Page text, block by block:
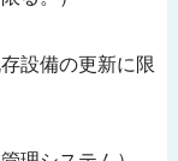
設備の更新に限